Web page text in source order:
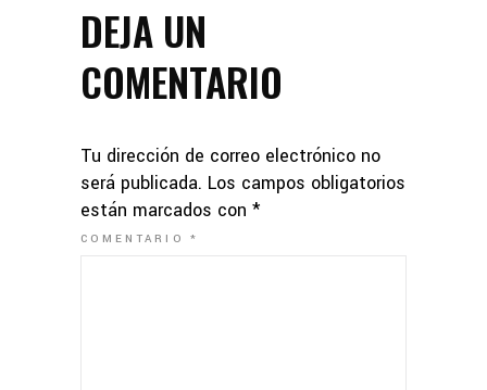
DEJA UN
COMENTARIO
Tu dirección de correo electrónico no
será publicada. Los campos obligatorios
están marcados con *
COMENTARIO*